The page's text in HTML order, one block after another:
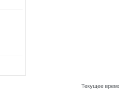
Текущее